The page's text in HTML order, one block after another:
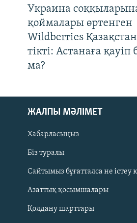
Русский
ЖАЗЫЛЫҢЫЗ
Украина
қоймалары өртенген
Wildberries
тікті: Астанаға қауіп
ма?
ЖАЛПЫ МӘЛІМЕТ
Хабарласыңыз
Біз туралы
Сайтымыз бұғатталса не істеу
Азаттық қосымшалары
Қолдану шарттары